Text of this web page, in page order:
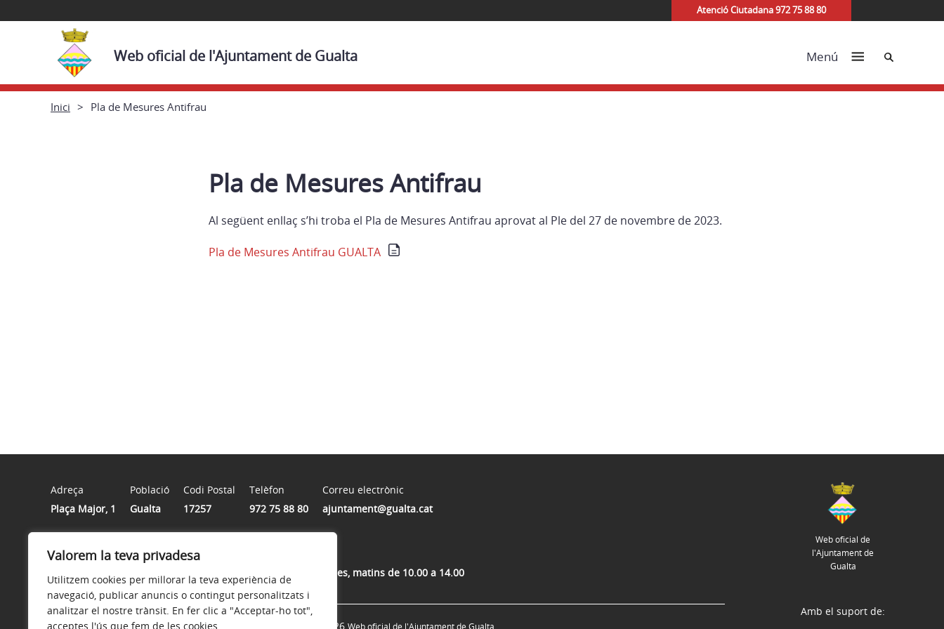
Valorem la teva privadesa
Utilitzem cookies per millorar la teva experiència de
navegació, publicar anuncis o contingut personalitzats i
analitzar el nostre trànsit. En fer clic a "Acceptar-ho tot",
acceptes l'ús que fem de les cookies.
Atenció Ciutadana 972 75 88 80
Web oficial de l'Ajuntament de Gualta Menú Cerca
Inici Pla de Mesures Antifrau
Pla de Mesures Antifrau
Al següent enllaç s’hi troba el Pla de Mesures Antifrau aprovat al Ple del 27 de novembre de 2023.
Pla de Mesures Antifrau GUALTA
Adreça
Plaça Major, 1
Població
Gualta
Codi Postal
17257
Telèfon
972 75 88 80
Correu electrònic
ajuntament@gualta.cat
Horari
Horari: dilluns, tardes de 16.00 a 19.00; de dimarts a divendres, matins de 10.00 a 14.00
Web oficial de
l'Ajuntament de
Gualta
Avís legal Política de privacitat © 2026
Amb el suport de: